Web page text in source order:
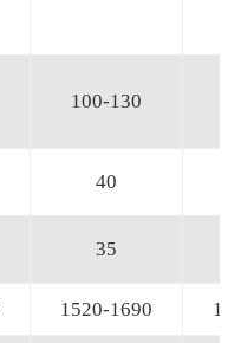
100-130
40
35
1520-1690